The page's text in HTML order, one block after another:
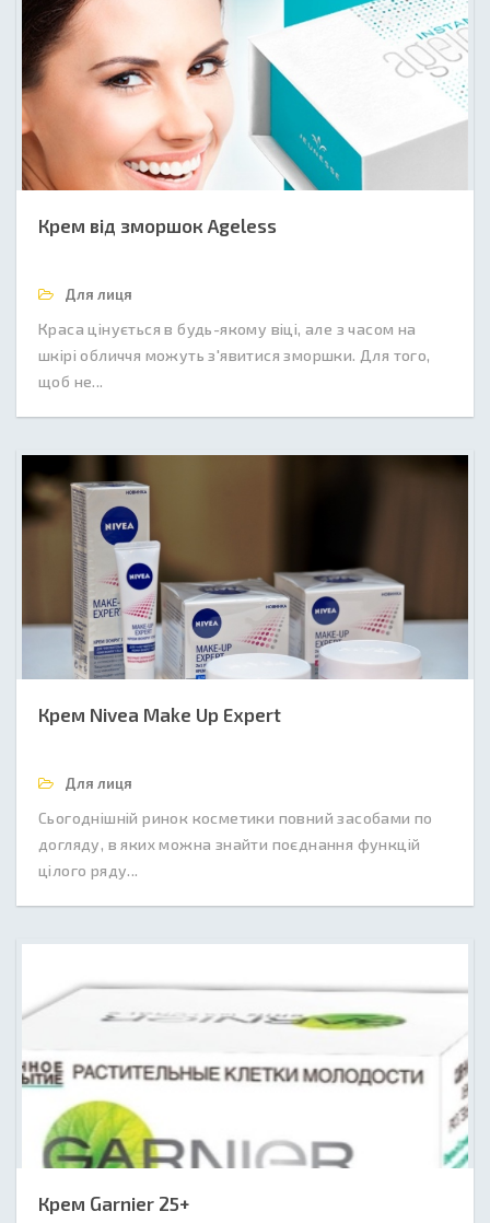
Крем від зморшок Ageless
Для лиця
Краса цінується в будь-якому віці, але з часом на
шкірі обличчя можуть з'явитися зморшки. Для того,
щоб не...
Крем Nivea Make Up Expert
Для лиця
Сьогоднішній ринок косметики повний засобами по
догляду, в яких можна знайти поєднання функцій
цілого ряду...
Крем Garnier 25+